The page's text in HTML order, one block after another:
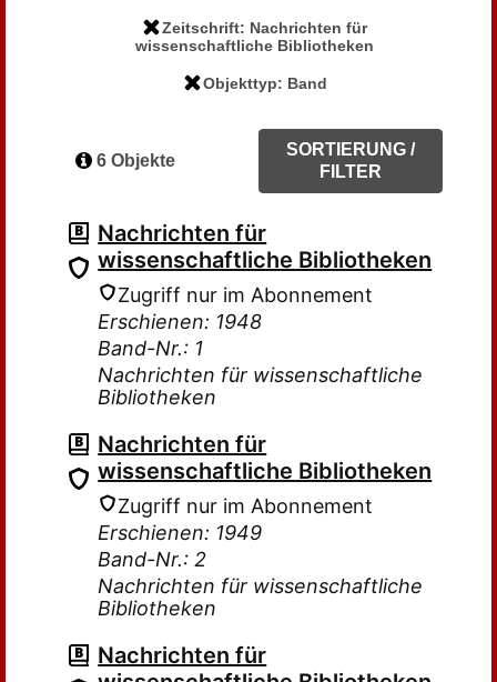
Zeitschrift: Nachrichten für
wissenschaftliche Bibliotheken
Objekttyp: Band
6 Objekte
SORTIERUNG /
FILTER
Nachrichten für
wissenschaftliche Bibliotheken
Zugriff nur im Abonnement
Erschienen: 1948
Band-Nr.: 1
Nachrichten für wissenschaftliche
Bibliotheken
Nachrichten für
wissenschaftliche Bibliotheken
Zugriff nur im Abonnement
Erschienen: 1949
Band-Nr.: 2
Nachrichten für wissenschaftliche
Bibliotheken
Nachrichten für